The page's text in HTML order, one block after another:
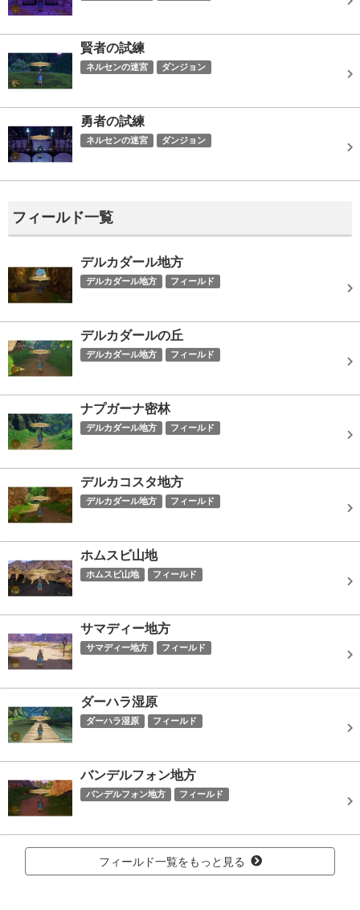
賢者の試練
ネルセンの迷宮 ダンジョン
勇者の試練
ネルセンの迷宮 ダンジョン
フィールド一覧
デルカダール地方
デルカダール地方 フィールド
デルカダールの丘
デルカダール地方 フィールド
ナプガーナ密林
デルカダール地方 フィールド
デルカコスタ地方
デルカダール地方 フィールド
ホムスビ山地
ホムスビ山地 フィールド
サマディー地方
サマディー地方 フィールド
ダーハラ湿原
ダーハラ湿原 フィールド
バンデルフォン地方
バンデルフォン地方 フィールド
フィールド一覧をもっと見る